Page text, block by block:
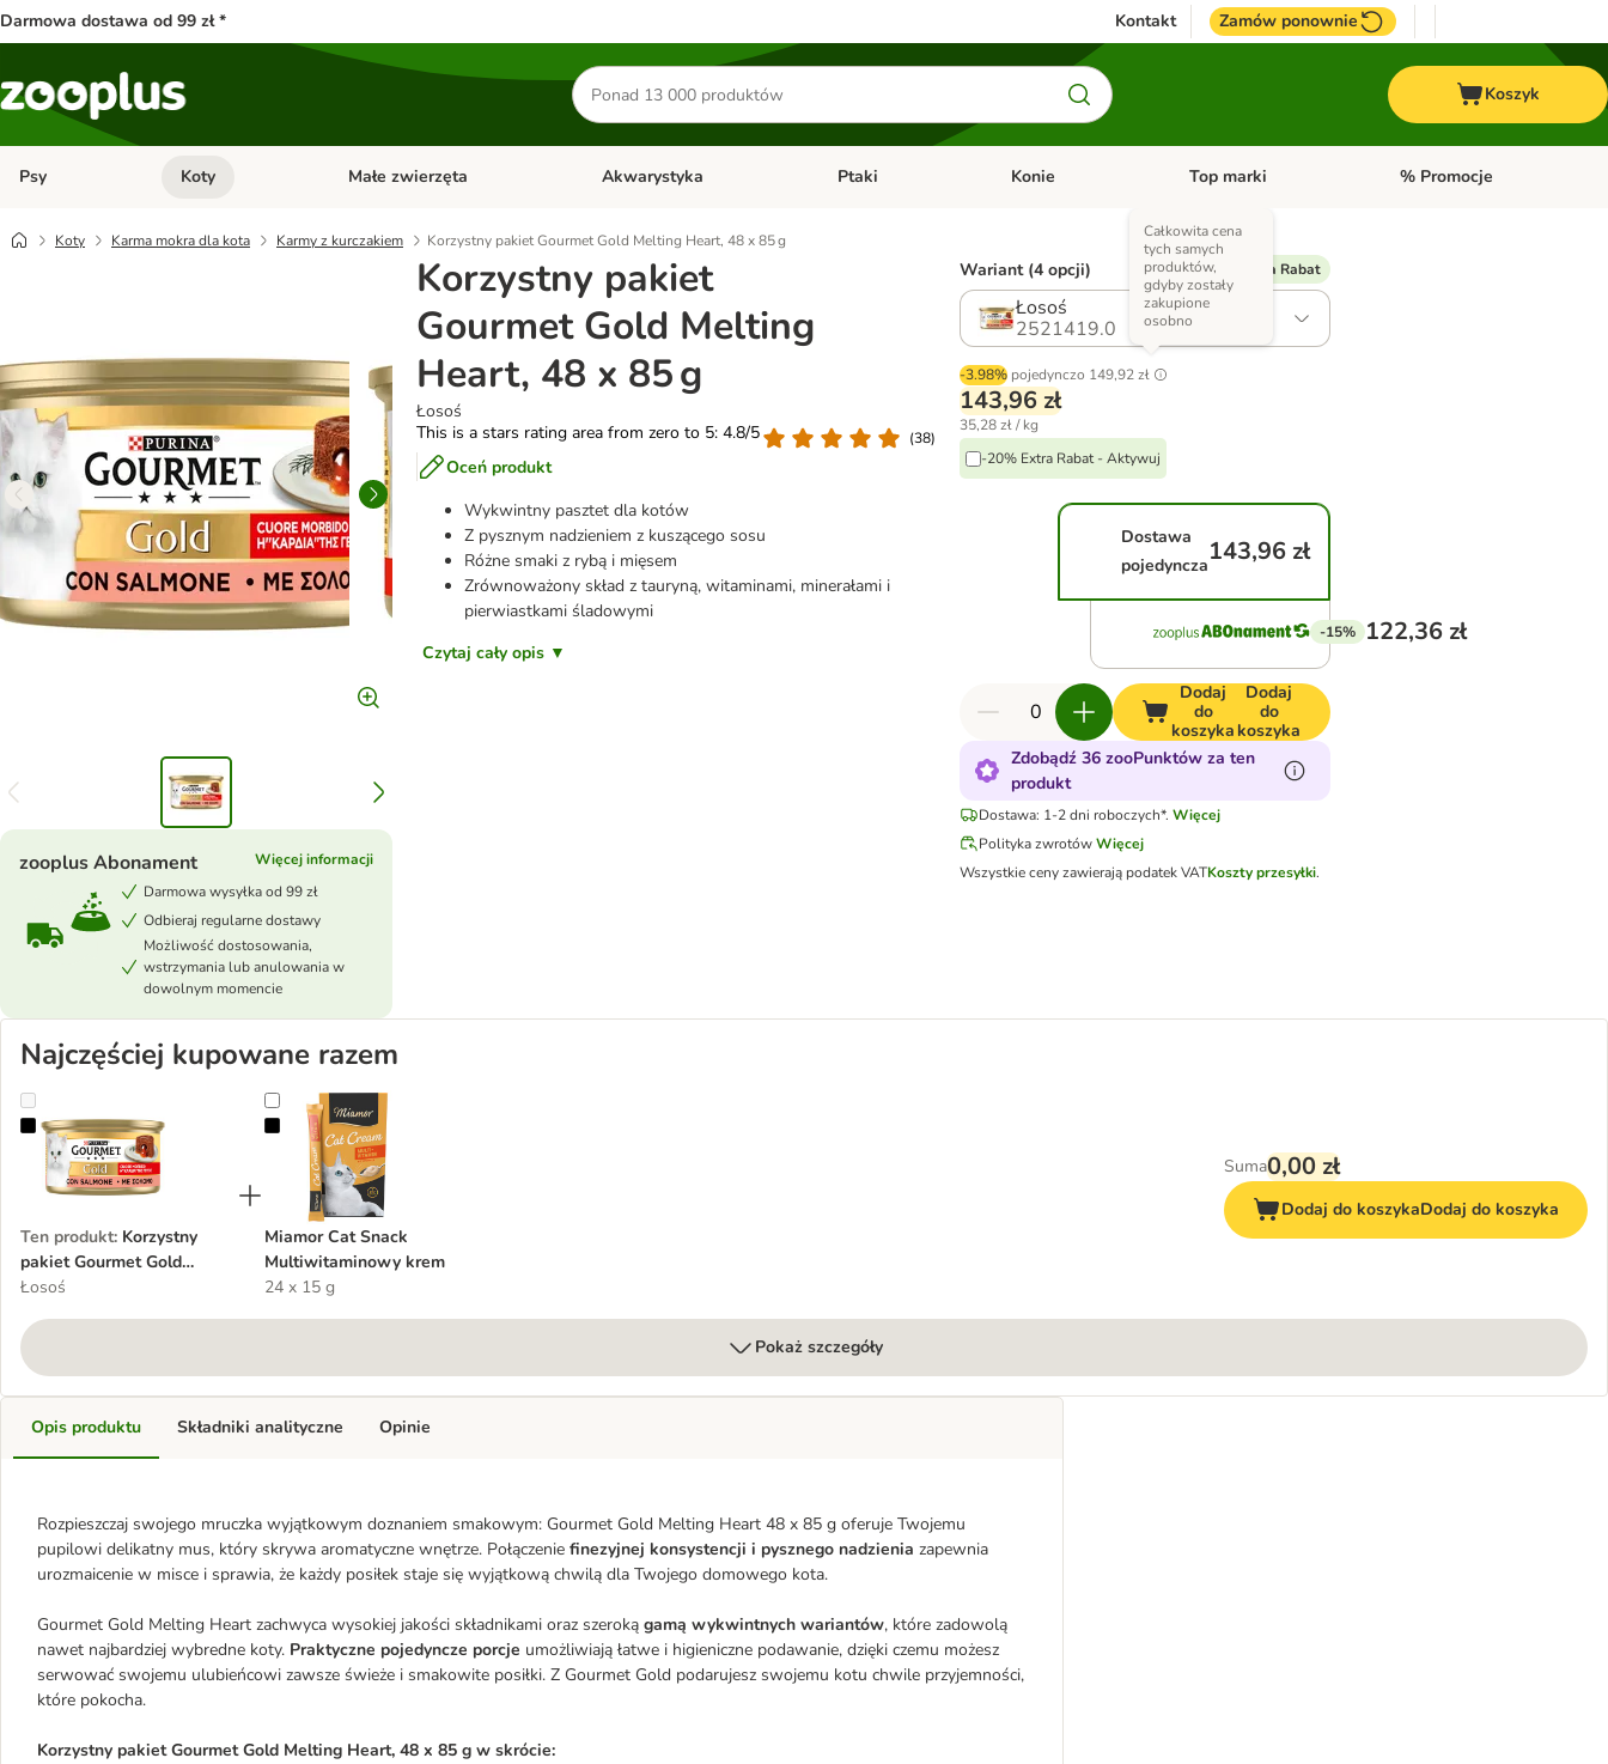
Darmowa dostawa od 99 zł * Kontakt Zamów ponownie
Szukaj
produktów
Koszyk
Psy Otwórz menu kategorii: Psy
Koty Otwórz menu kategorii: Koty
Małe zwierzęta Otwórz menu kategorii: Małe zwierzęta
Akwarystyka Otwórz menu kategorii: Akwarystyka
Ptaki Otwórz menu kategorii: Ptaki
Konie Otwórz menu kategorii: Konie
Top marki Otwórz menu kategorii: Top
% Promocje
Koty Karma mokra dla kota Karmy z kurczakiem Korzystny pakiet Gourmet Gold Melting Heart, 48 x 85 g
Korzystny pakiet
Gourmet Gold Melting
Heart, 48 x 85 g
Łosoś
This is a stars rating area from zero to 5: 4.8/5
(38)
Oceń produkt
Wykwintny pasztet dla kotów
Z pysznym nadzieniem z kuszącego sosu
Różne smaki z rybą i mięsem
Zrównoważony skład z tauryną, witaminami, minerałami i
pierwiastkami śladowymi
Czytaj cały opis ▼
zooplus Abonament
Więcej informacji
Darmowa wysyłka od 99 zł
Odbieraj regularne dostawy
Możliwość dostosowania,
wstrzymania lub anulowania w
dowolnym momencie
Wariant (4 opcji) % Dostępny Extra Rabat
Łosoś
2521419.0
-3.98% pojedynczo 149,92 zł
Całkowita cena
tych samych
produktów,
gdyby zostały
zakupione
osobno
143,96 zł
35,28 zł / kg
-20% Extra Rabat - Aktywuj
Dostawa
pojedyncza143,96 zł
-15% 122,36 zł
Dodaj
do
koszyka
Dodaj
do
koszyka
Zdobądź 36 zooPunktów za ten
produkt
Dostawa: 1-2 dni roboczych*. Więcej
Polityka zwrotówWięcej
Wszystkie ceny zawierają podatek VATKoszty przesyłki.
Najczęściej kupowane razem
Korzystny pakiet Gourmet Gold Melting Heart, 48 x 85 g
Ten produkt: Korzystny
pakiet Gourmet Gold
Melting Heart, 48 x 85 g
Łosoś
Miamor Cat Snack Multiwitaminowy krem
Miamor Cat Snack
Multiwitaminowy krem
24 x 15 g
Suma0,00 zł
Dodaj do koszykaDodaj do koszyka
Pokaż szczegóły
Opis produktu
Rozpieszczaj swojego mruczka wyjątkowym doznaniem smakowym: Gourmet Gold Melting Heart 48 x 85 g oferuje Twojemu
pupilowi delikatny mus, który skrywa aromatyczne wnętrze. Połączenie finezyjnej konsystencji i pysznego nadzienia zapewnia
urozmaicenie w misce i sprawia, że każdy posiłek staje się wyjątkową chwilą dla Twojego domowego kota.
Gourmet Gold Melting Heart zachwyca wysokiej jakości składnikami oraz szeroką gamą wykwintnych wariantów, które zadowolą
nawet najbardziej wybredne koty. Praktyczne pojedyncze porcje umożliwiają łatwe i higieniczne podawanie, dzięki czemu możesz
serwować swojemu ulubieńcowi zawsze świeże i smakowite posiłki. Z Gourmet Gold podarujesz swojemu kotu chwile przyjemności,
które pokocha.
Korzystny pakiet Gourmet Gold Melting Heart, 48 x 85 g w skrócie:
Składniki analityczne Opinie